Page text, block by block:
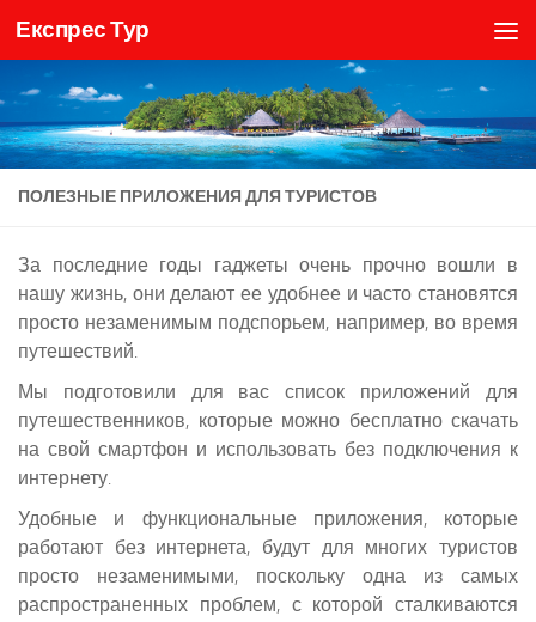
Skip to content
Експрес Тур
ПОЛЕЗНЫЕ ПРИЛОЖЕНИЯ ДЛЯ ТУРИСТОВ
За последние годы гаджеты очень прочно вошли в
нашу жизнь, они делают ее удобнее и часто становятся
просто незаменимым подспорьем, например, во время
путешествий.
Мы подготовили для вас список приложений для
путешественников, которые можно бесплатно скачать
на свой смартфон и использовать без подключения к
интернету.
Удобные и функциональные приложения, которые
работают без интернета, будут для многих туристов
просто незаменимыми, поскольку одна из самых
распространенных проблем, с которой сталкиваются